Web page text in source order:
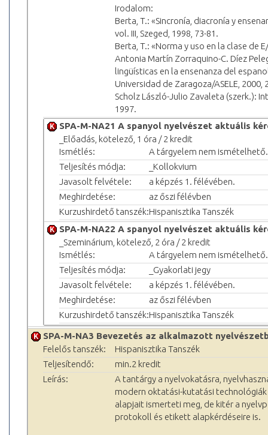
Irodalom:
Berta, T.: «Sincronía, diacronía y
vol. III, Szeged, 1998, 73-81.
Berta, T.: «Norma y uso en la clase de
Antonia Martín Zorraquino-C. Díez
lingüísticas en la ensenanza del
Universidad de Zaragoza/ASELE, 2000,
Scholz László-Julio Zavaleta (szerk.):
1997.
SPA-M-NA21 A spanyol nyelvészet aktuális
_Előadás, kötelező, 1 óra / 2 kredit
Ismétlés:
A tárgyelem nem ismételhető.
Teljesítés módja:
_Kollokvium
Javasolt felvétele:
a képzés 1. félévében.
Meghirdetése:
az őszi félévben
Kurzushirdető tanszék:Hispanisztika Tanszék
SPA-M-NA22 A spanyol nyelvészet aktuális
_Szeminárium, kötelező, 2 óra / 2 kredit
Ismétlés:
A tárgyelem nem ismételhető.
Teljesítés módja:
_Gyakorlati jegy
Javasolt felvétele:
a képzés 1. félévében.
Meghirdetése:
az őszi félévben
Kurzushirdető tanszék:Hispanisztika Tanszék
SPA-M-NA3 Bevezetés az alkalmazott
Felelős tanszék:
Hispanisztika Tanszék
Teljesítendő:
min.2 kredit
Leírás:
A tantárgy a nyelvokatásra,
modern oktatási-kutatási
alapjait ismerteti meg, de kitér a
protokoll és etikett alapkérdéseire is.